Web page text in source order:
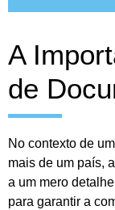
A
de
No contexto de
mais de um país,
a um mero
para garantir a